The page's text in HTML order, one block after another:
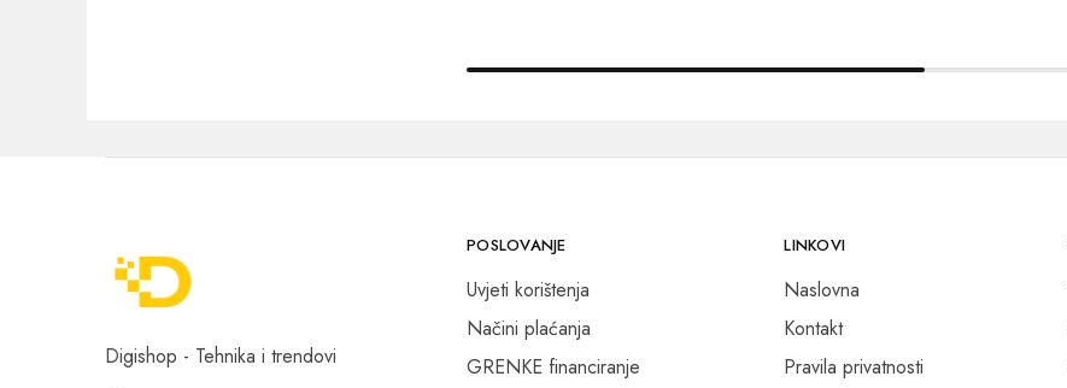
Digishop - Tehnika i trendovi
POSLOVANJE
Uvjeti korištenja
Načini plaćanja
GRENKE financiranje
LINKOVI
Naslovna
Kontakt
Pravila privatnosti